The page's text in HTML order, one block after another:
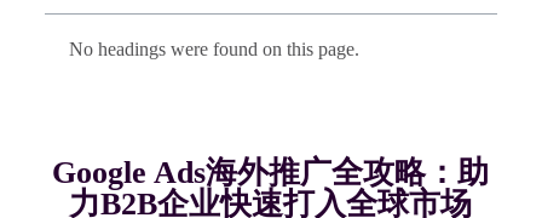
No headings were found on this page.
Google Ads海外推广全攻略：助
力B2B企业快速打入全球市场